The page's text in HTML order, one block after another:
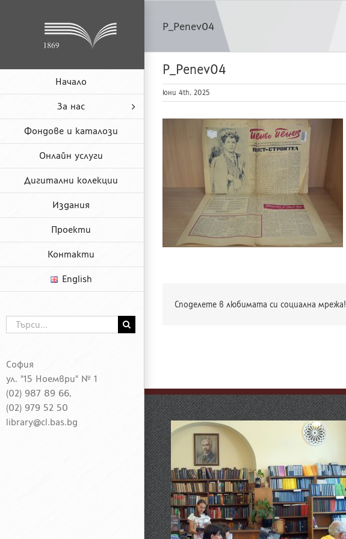
Начало
За нас
Фондове и каталози
Онлайн услуги
Дигитални колекции
Издания
Проекти
Контакти
English
София
ул. "15 Ноември" № 1
(02) 987 89 66,
(02) 979 52 50
library@cl.bas.bg
Търсене
...
P_Penev04
P_Penev04
юни 4th, 2025
Споделете в любимата си социална мрежа!